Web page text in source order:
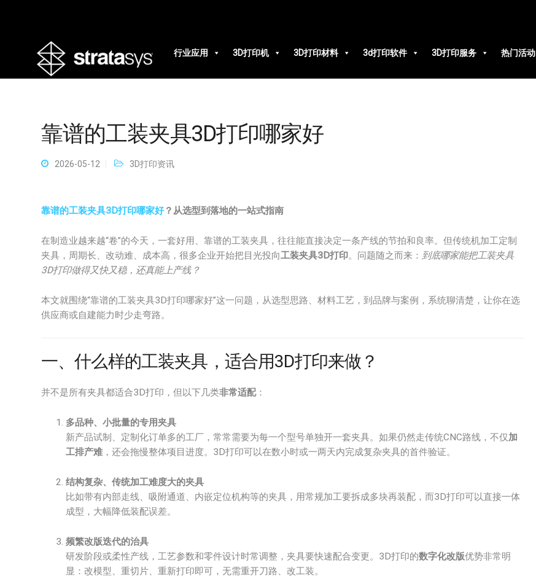
行业应用
3D打印机 3D打印材料 3d打印软件 3D打印服务 热门活动
靠谱的工装夹具3D打印哪家好
2026-05-12 3D打印资讯
靠谱的工装夹具3D打印哪家好？从选型到落地的一站式指南
在制造业越来越“卷”的今天，一套好用、靠谱的工装夹具，往往能直接决定一条产线的节拍和良率。但传统机加工定制
夹具，周期长、改动难、成本高，很多企业开始把目光投向工装夹具3D打印。问题随之而来： 到底哪家能把工装夹具
3D打印做得又快又稳，还真能上产线？
本文就围绕“靠谱的工装夹具3D打印哪家好”这一问题，从选型思路、材料工艺，到品牌与案例，系统聊清楚，让你在选
供应商或自建能力时少走弯路。
一、什么样的工装夹具，适合用3D打印来做？
并不是所有夹具都适合3D打印，但以下几类非常适配：
多品种、小批量的专用夹具
新产品试制、定制化订单多的工厂，常常需要为每一个型号单独开一套夹具。如果仍然走传统CNC路线，不仅加
工排产难 ，还会拖慢整体项目进度。3D打印可以在数小时或一两天内完成复杂夹具的首件验证。
结构复杂、传统加工难度大的夹具
比如带有内部走线、吸附通道、内嵌定位机构等的夹具，用常规加工要拆成多块再装配，而3D打印可以直接一体
成型，大幅降低装配误差。
频繁改版迭代的治具
研发阶段或柔性产线，工艺参数和零件设计时常调整，夹具要快速配合变更。3D打印的数字化改版优势非常明
显：改模型、重切片、重新打印即可，无需重开刀路、改工装。